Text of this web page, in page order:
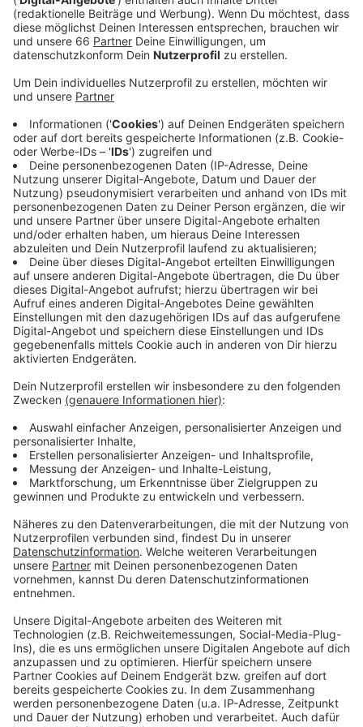
Jahre alt geworden.
Veröffentlicht: Sonntag, 26.06.2022 09:04
Anzeige
Beide Konzerte waren mit jeweils rund 42.000 Fans
ausverkauft. Zur großen Überraschung der Fans
wurden die Hosen gestern vom Rostocker Rapper
Marteria und den Ärzten unterstützt, die für einige
Songs mit auf der Bühne standen. Nach den beiden
Düsseldorfer Konzerten spielen die Hosen noch 13
mal auf dieser Tour. Unter anderem in Wien, Hamburg,
Stuttgart, Berlin und Konstanz. Für einige Konzerte
gibt es auch noch Karten.
Anzeige
Weitere Infos und Links zum Thema:
Anzeige
Unsere Meldung vor den beiden Konzerten in
Düsseldorf
Die Homepage der Toten Hosen
Infos zu weiteren Tour-Terminen der Hosen
Anzeige
Anzeige